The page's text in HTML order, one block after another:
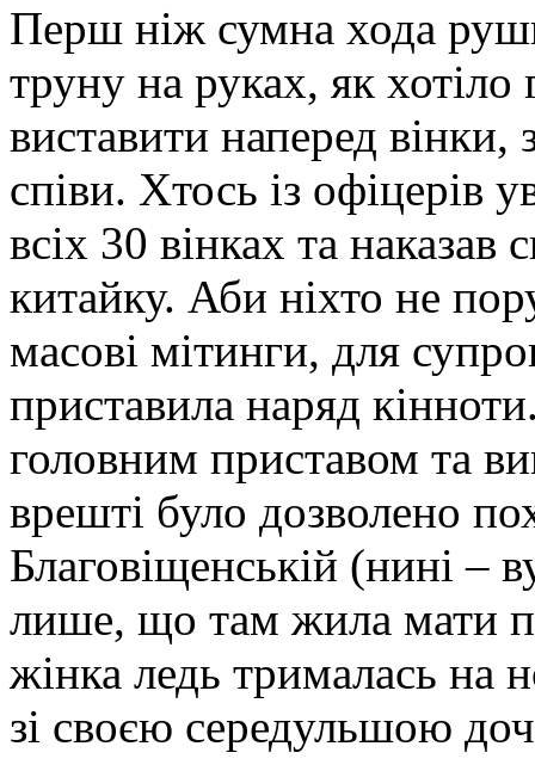
Перш ніж сумна хода
труну на руках, як
виставити наперед вінки,
співи. Хтось із офіцерів
всіх 30 вінках та
китайку. Аби ніхто не
масові мітинги, для
приставила наряд
головним приставом та
врешті було дозволено
Благовіщенській (нині –
лише, що там жила мати
жінка ледь трималась на
зі своєю середульшою